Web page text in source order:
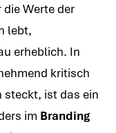
Werte der
lebt,
erheblich. In
kritisch
steckt, ist das ein
im Branding